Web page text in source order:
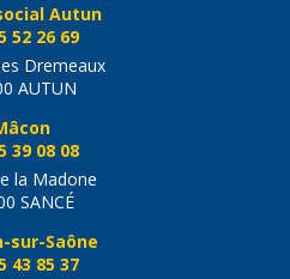
Autun
52 26 69
Dremeaux
AUTUN
39 08 08
la Madone
SANCÉ
sur-Saône
43 85 37